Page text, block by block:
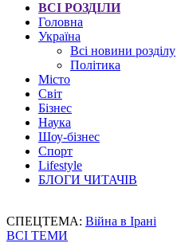
ВСІ РОЗДІЛИ
Головна
Україна
Всі новини розділу
Політика
Місто
Світ
Бізнес
Наука
Шоу-бізнес
Спорт
Lifestyle
БЛОГИ ЧИТАЧІВ
СПЕЦТЕМА: Війна в Ірані
ВСІ ТЕМИ